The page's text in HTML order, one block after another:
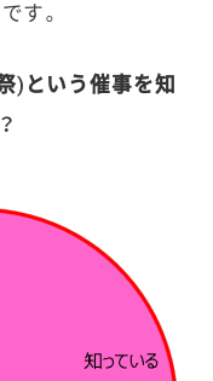
す。
)という催事を知